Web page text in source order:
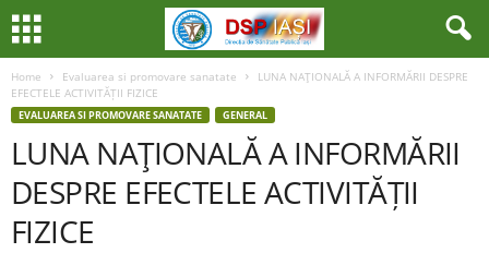
Home Evaluarea si promovare sanatate
LUNA NAŢIONALĂ A INFORMĂRII DESPRE
EFECTELE ACTIVITĂȚII FIZICE
EVALUAREA SI PROMOVARE SANATATE GENERAL
LUNA NAŢIONALĂ A INFORMĂRII
DESPRE EFECTELE ACTIVITĂȚII
FIZICE